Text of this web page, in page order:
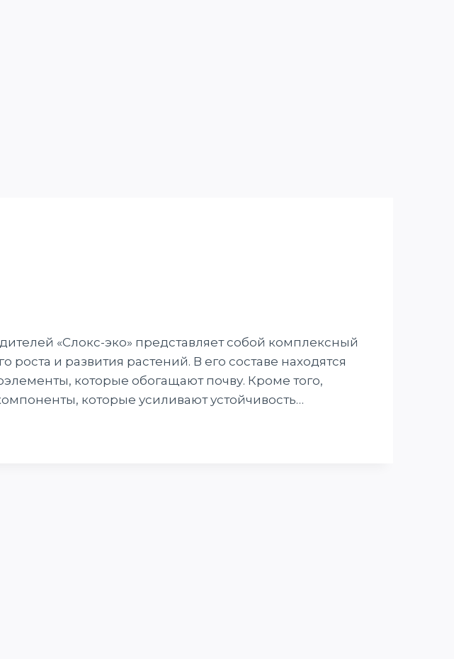
«Слокс-эко» представляет собой комплексный
и развития растений. В его составе находятся
которые обогащают почву. Кроме того,
которые усиливают устойчивость…